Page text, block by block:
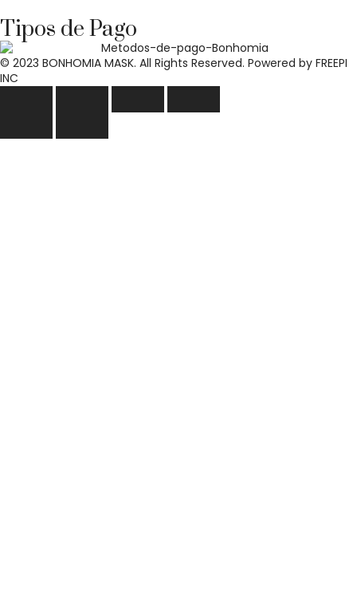
Tipos de Pago
© 2023 BONHOMIA MASK. All Rights Reserved. Powered by FREEPI
INC